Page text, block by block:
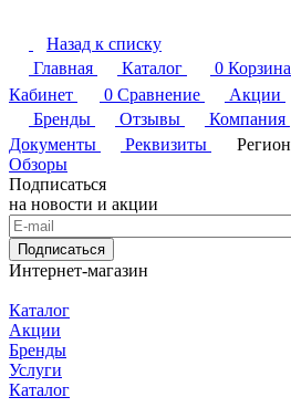
Назад к списку
Главная
Каталог 0 Корзина
Кабинет
0 Сравнение Акции
Бренды
Отзывы Компания
Документы
Реквизиты Регион
Обзоры
Подписаться
на новости и акции
Подписаться
Интернет-магазин
Каталог
Акции
Бренды
Услуги
Каталог